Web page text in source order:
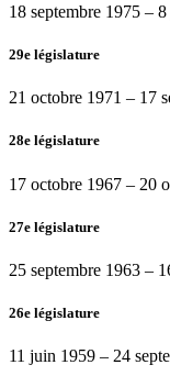
18 septembre 1975 – 8
29e législature
21 octobre 1971 – 17
28e législature
17 octobre 1967 – 20
27e législature
25 septembre 1963 –
26e législature
11 juin 1959 – 24